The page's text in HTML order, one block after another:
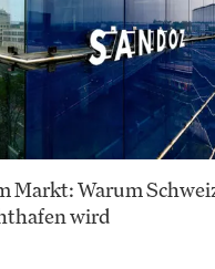
Markt: Warum
wird